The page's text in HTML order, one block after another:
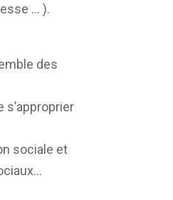
… ).
des
sociale et